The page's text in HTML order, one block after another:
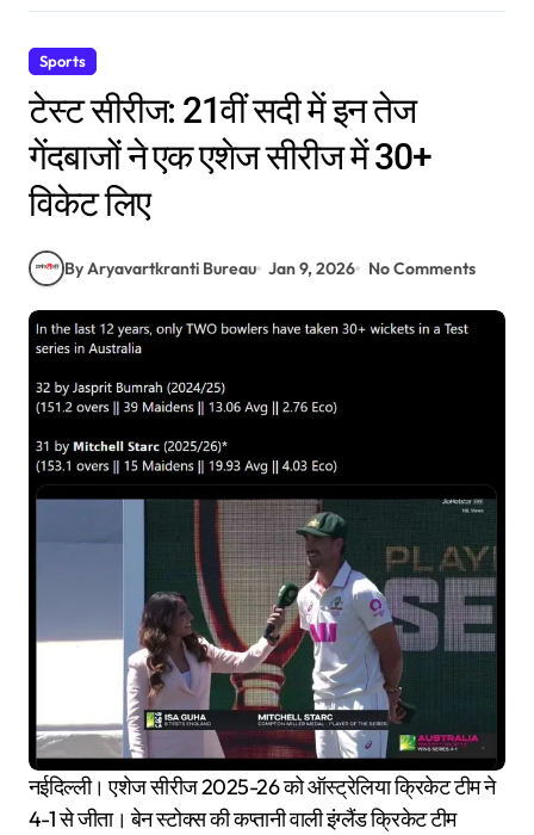
Sports
टेस्ट सीरीज: 21वीं सदी में इन तेज
गेंदबाजों ने एक एशेज सीरीज में 30+
विकेट लिए
By Aryavartkranti Bureau Jan 9, 2026 No Comments
नईदिल्ली। एशेज सीरीज 2025-26 को ऑस्ट्रेलिया क्रिकेट टीम ने
4-1 से जीता। बेन स्टोक्स की कप्तानी वाली इंग्लैंड क्रिकेट टीम